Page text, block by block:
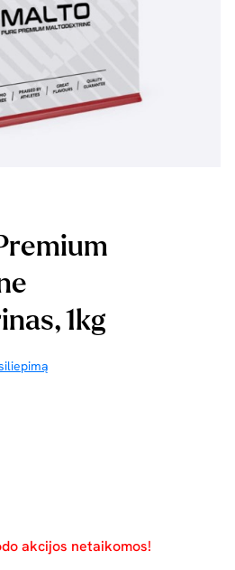
1kg
akcijos netaikomos!